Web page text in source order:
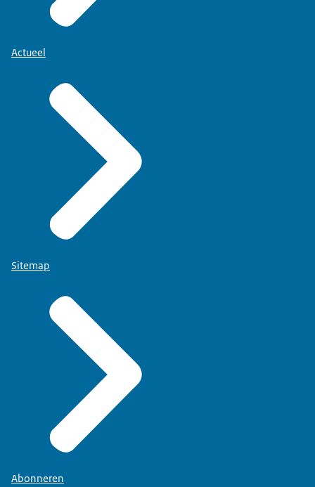
Actueel
Sitemap
Abonneren